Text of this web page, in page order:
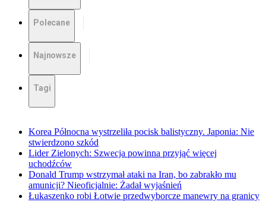
Polecane
Najnowsze
Tagi
Korea Północna wystrzeliła pocisk balistyczny. Japonia: Nie
stwierdzono szkód
Lider Zielonych: Szwecja powinna przyjąć więcej
uchodźców
Donald Trump wstrzymał ataki na Iran, bo zabrakło mu
amunicji? Nieoficjalnie: Żadał wyjaśnień
Łukaszenko robi Łotwie przedwyborcze manewry na granicy